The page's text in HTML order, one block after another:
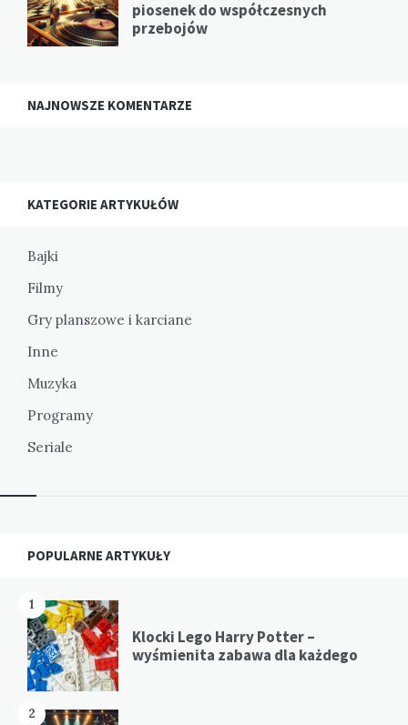
piosenek do współczesnych
przebojów
NAJNOWSZE KOMENTARZE
KATEGORIE ARTYKUŁÓW
Bajki
Filmy
Gry planszowe i karciane
Inne
Muzyka
Programy
Seriale
Widgets
POPULARNE ARTYKUŁY
1
Klocki Lego Harry Potter –
wyśmienita zabawa dla każdego
2